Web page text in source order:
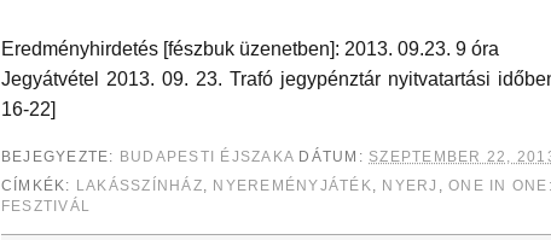
Eredményhirdetés [fészbuk üzenetben]: 2013. 09.23. 9 óra
Jegyátvétel 2013. 09. 23. Trafó jegypénztár nyitvatartási
16-22]
BEJEGYEZTE: BUDAPESTI ÉJSZAKA DÁTUM: SZEPTEMBER 22,
CÍMKÉK: LAKÁSSZÍNHÁZ NYEREMÉNYJÁTÉK NYERJ ,ONE IN
FESZTIVÁL